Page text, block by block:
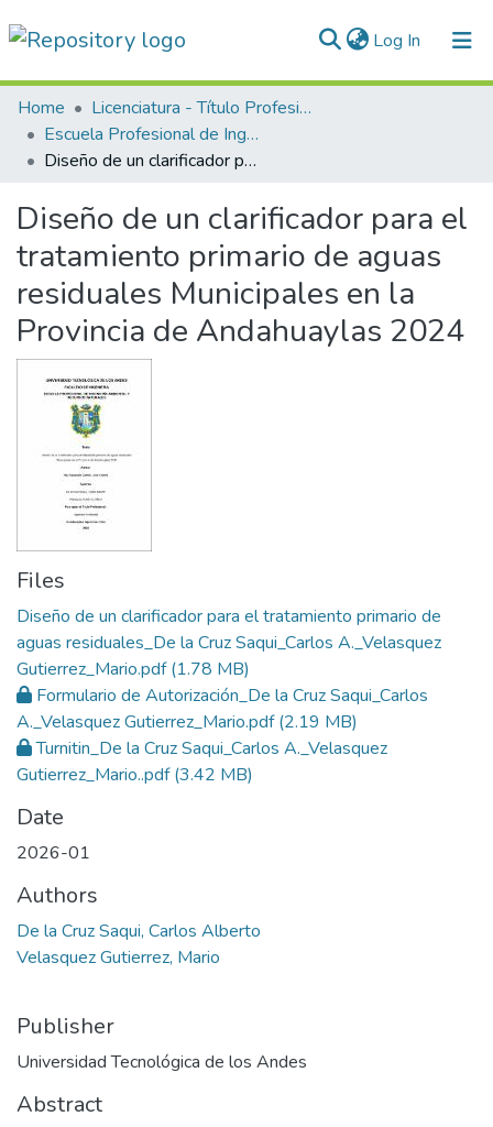
Log In (current)
Communities & Collections
All of DSpace
Normativas
Home
Licenciatura - Título Profesional
Escuela Profesional de Ingeniería Ambiental
Diseño de un clarificador para el tratamiento primario de aguas residuales Municipales en la Provincia de Andahuaylas 2024
Diseño de un clarificador para el
tratamiento primario de aguas
residuales Municipales en la
Provincia de Andahuaylas 2024
Files
Diseño de un clarificador para el tratamiento primario de
aguas residuales_De la Cruz Saqui_Carlos A._Velasquez
Gutierrez_Mario.pdf(1.78 MB)
Formulario de Autorización_De la Cruz Saqui_Carlos
A._Velasquez Gutierrez_Mario.pdf(2.19 MB)
Turnitin_De la Cruz Saqui_Carlos A._Velasquez
Gutierrez_Mario..pdf(3.42 MB)
Date
2026-01
Authors
De la Cruz Saqui, Carlos Alberto
Velasquez Gutierrez, Mario
Publisher
Universidad Tecnológica de los Andes
Abstract